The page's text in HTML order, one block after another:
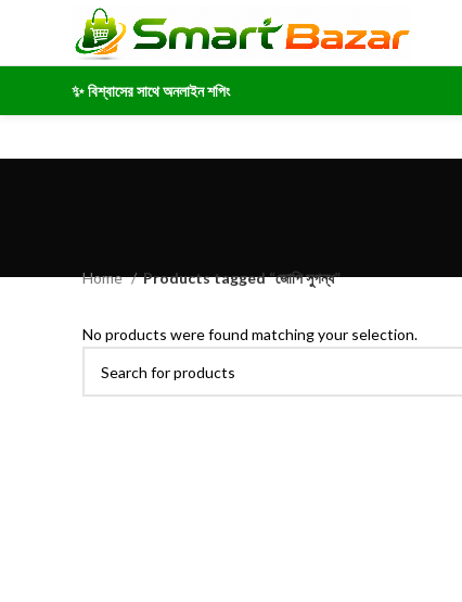
✨ বিশ্বাসের সাথে অনলাইন শপিং
Home
Products tagged “জোপি সুগন্ধ”
No products were found matching your selection.